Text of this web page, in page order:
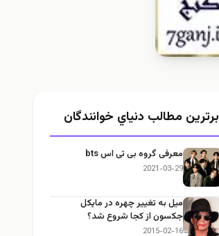
برترین مطالب دنياي خوانندگان
معرفی گروه بی تی اس bts
2021-03-29
ميل به تغيير چهره در مایکل
جکسون از كجا شروع شد؟
2015-02-16